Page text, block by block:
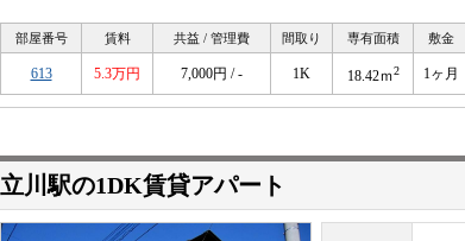
部屋番号 賃料 共益 / 管理費 間取り 専有面積 敷金
613 5.3万円 7,000円 / - 1K 18.42ｍ2 1ヶ月
立川駅の1DK賃貸アパート